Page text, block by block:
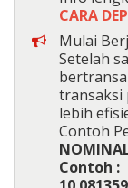
CARA
Mulai
Setelah
transaksi
lebih
Contoh
Contoh :